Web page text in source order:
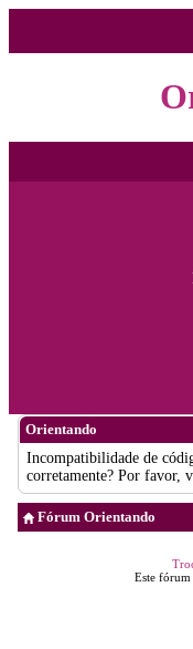
Orientando
Incompatibilidade de
corretamente? Por favor,
Fórum Orientando
Este